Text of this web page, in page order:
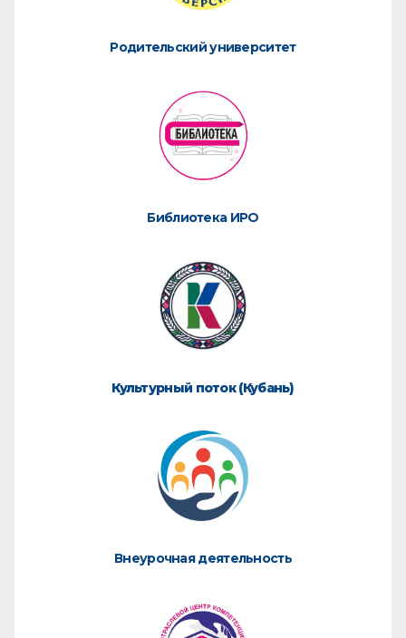
Родительский университет
Библиотека ИРО
Культурный поток (Кубань)
Внеурочная деятельность